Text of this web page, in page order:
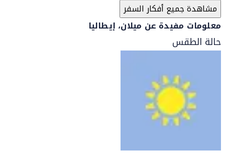
مشاهدة جميع أفكار السفر
معلومات مفيدة عن ميلان، إيطاليا
حالة الطقس